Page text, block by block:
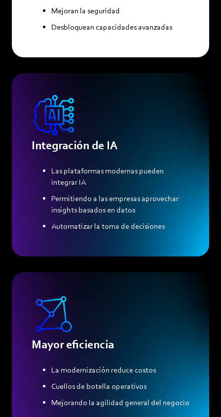
Mejoran la seguridad
Desbloquean capacidades avanzadas
Integración de IA
Las plataformas modernas pueden
integrar IA
Permitiendo a las empresas aprovechar
insights basados en datos
Automatizar la toma de decisiones
Mayor eficiencia
La modernización reduce costos
Cuellos de botella operativos
Mejorando la agilidad general del negocio